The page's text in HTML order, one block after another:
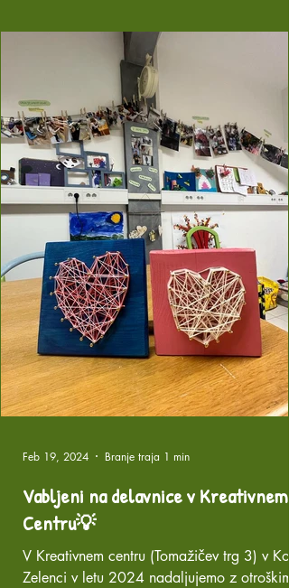
Vabljeni na delavnice v Kreativnem
Centru💡
V Kreativnem centru (Tomažičev trg 3) v
Zelenci v letu 2024 nadaljujemo z otroškimi
Feb 19, 2024 Branje traja 1 min